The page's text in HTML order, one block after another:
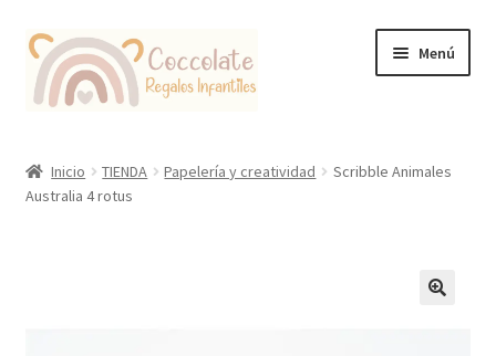
Ir
la
Ir
contenido
Menú
Coccolate Puericultura y Juguetería Educativa
Inicio TIENDA Papelería y creatividad
Scribble Animales
Australia 4 rotus